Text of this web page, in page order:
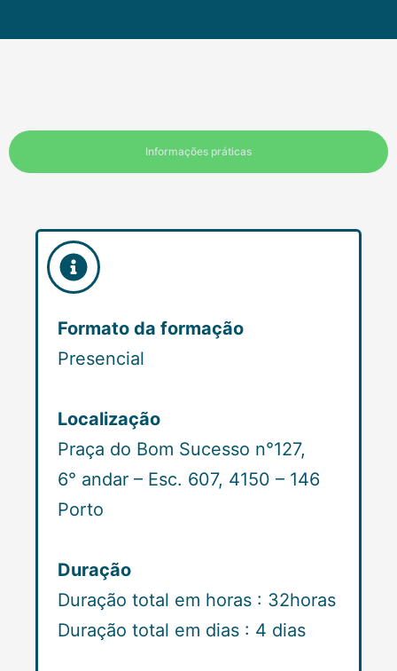
Informações práticas
Formato da formação
Presencial
Localização
Praça do Bom Sucesso n°127,
6° andar – Esc. 607, 4150 – 146
Porto
Duração
Duração total em horas : 32horas
Duração total em dias : 4 dias